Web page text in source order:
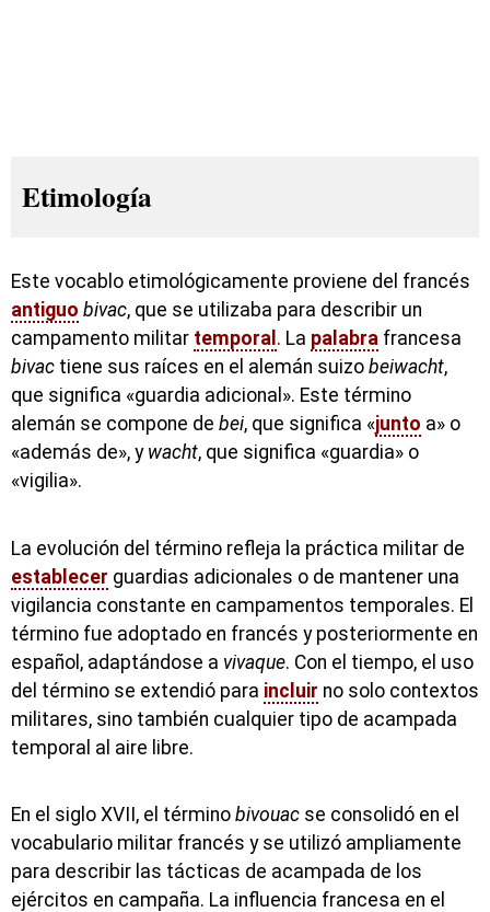
Etimología
Este vocablo etimológicamente proviene del francés
antiguo bivac, que se utilizaba para describir un
campamento militar temporal . La palabra francesa
bivac tiene sus raíces en el alemán suizo beiwacht,
que significa «guardia adicional». Este término
alemán se compone de bei, que significa «junto a» o
«además de», y wacht, que significa «guardia» o
«vigilia».
La evolución del término refleja la práctica militar de
establecer guardias adicionales o de mantener una
vigilancia constante en campamentos temporales. El
término fue adoptado en francés y posteriormente en
español, adaptándose a vivaque. Con el tiempo, el uso
del término se extendió para incluir no solo contextos
militares, sino también cualquier tipo de acampada
temporal al aire libre.
En el siglo XVII, el término bivouac se consolidó en el
vocabulario militar francés y se utilizó ampliamente
para describir las tácticas de acampada de los
ejércitos en campaña. La influencia francesa en el